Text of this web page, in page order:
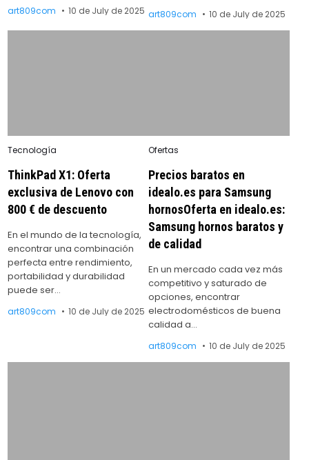
art809com 10 de July de 2025 art809com 10 de July de 2025
Posted
Tecnología
ThinkPad X1: Oferta
exclusiva de Lenovo con
800 € de descuento
En el mundo de la tecnología,
encontrar una combinación
perfecta entre rendimiento,
portabilidad y durabilidad
puede ser…
art809com 10 de July de 2025
Posted
Ofertas
Precios baratos en
idealo.es para Samsung
hornosOferta en idealo.es:
Samsung hornos baratos y
de calidad
En un mercado cada vez más
competitivo y saturado de
opciones, encontrar
electrodomésticos de buena
calidad a…
art809com 10 de July de 2025